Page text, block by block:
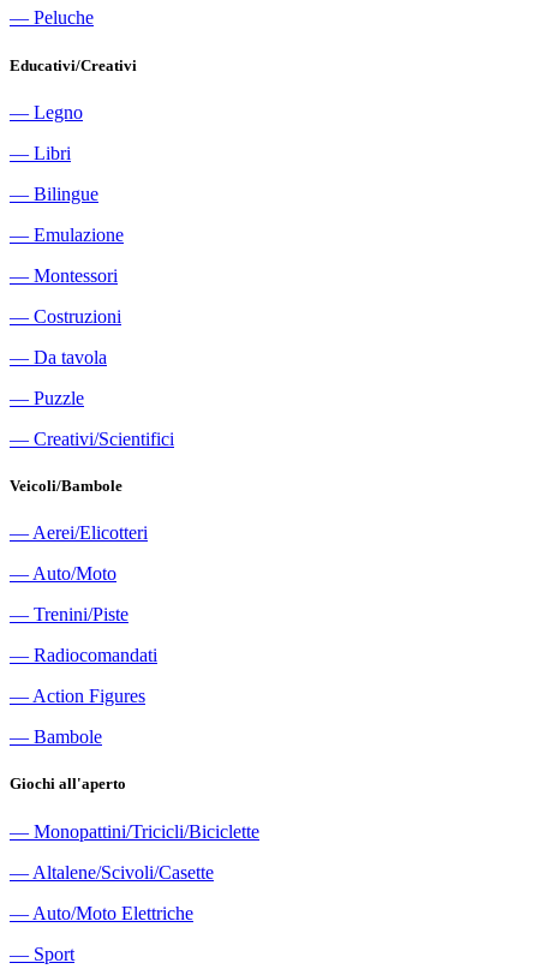
― Peluche
Educativi/Creativi
― Legno
― Libri
― Bilingue
― Emulazione
― Montessori
― Costruzioni
― Da tavola
― Puzzle
― Creativi/Scientifici
Veicoli/Bambole
― Aerei/Elicotteri
― Auto/Moto
― Trenini/Piste
― Radiocomandati
― Action Figures
― Bambole
Giochi all'aperto
― Monopattini/Tricicli/Biciclette
― Altalene/Scivoli/Casette
― Auto/Moto Elettriche
― Sport